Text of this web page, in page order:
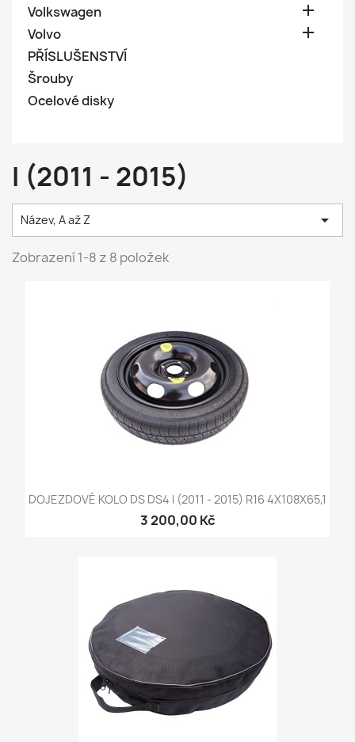
Volkswagen 
Volvo 
PŘÍSLUŠENSTVÍ
Šrouby
Ocelové disky
I (2011 - 2015)
Název, A až Z 
Zobrazení 1-8 z 8 položek
DOJEZDOVÉ KOLO DS DS4 I (2011 - 2015) R16 4X108X65,1
3 200,00 Kč